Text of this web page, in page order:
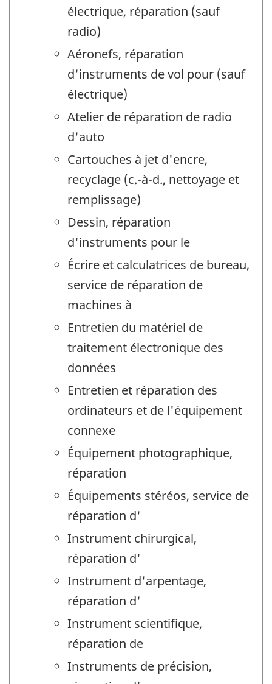
électrique, réparation (sauf
radio)
Aéronefs, réparation
d'instruments de vol pour (sauf
électrique)
Atelier de réparation de radio
d'auto
Cartouches à jet d'encre,
recyclage (c.-à-d., nettoyage et
remplissage)
Dessin, réparation
d'instruments pour le
Écrire et calculatrices de bureau,
service de réparation de
machines à
Entretien du matériel de
traitement électronique des
données
Entretien et réparation des
ordinateurs et de l'équipement
connexe
Équipement photographique,
réparation
Équipements stéréos, service de
réparation d'
Instrument chirurgical,
réparation d'
Instrument d'arpentage,
réparation d'
Instrument scientifique,
réparation de
Instruments de précision,